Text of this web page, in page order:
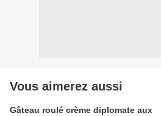
Vous aimerez aussi
Gâteau roulé crème diplomate aux